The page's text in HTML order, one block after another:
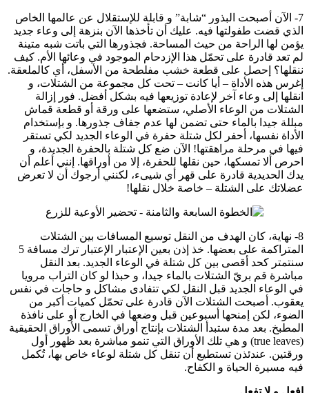
7- الآن أصبحت البذور “شابة” و قابلة للإستقلال عن عالمها الخاص
الذي قضت طفولتها فيه. عليك أن تأخذها الآن بنزهة إلى وعاء جديد
يؤمن لها الراحة من حيث المساحة. فجذورها التي باتت شبه متينة
لم تعد قادرة على تحمّل هذا الإزدحام الموجود في وعائها الأم. كيف
ننقلها؟ إحصل على قطعة خشب مفلطحة من الأسفل، أي كالملعقة.
إغرس هذه الأداة – أيا كانت – تحت كل مجموعة من الشتلات، و
انقلها إلى وعاء آخر لإعادة توزيعها فيه بشكل أفضل. فور إزالة
الشتلات من الوعاء الأصلي، ستضعها على ورقة أو قطعة قماش
مبللة جيدا بالماء حتى تضمن لها عدم جفاف جذورها. و بإستخدام
الأداة نفسها، أحفر لكل شتلة حفرة في الوعاء الجديد لكي تستقر
فيها في مرحلة مراهقتها! الآن ضع كل شتلة بالحفرة الجديدة، و
احرص ألا تمسكها، حين نقلها للحفرة، إلا من أوراقها. إنني أعلم أن
يدك الحديدية قادرة على قهر أي شيىء، لكنني أرجوك أن لا تعرض
عضلاتك على الشتلة – خاصة خلال نقلها!
8- نهاية، كان الهدف من النقل توسيع المسافات بين الشتلات
المتراكمة على بعضها. خذ إذن بعين الإعتبار الإعتبار ترك مسافة 5
سنتمتر كحد أقصى بين كل شتلة في الوعاء الجديد. بعد النقل
مباشرة قم بريّ الشتلات بالماء جيدا، و حبذا لو كان التراب مرويا
في الوعاء الجديد قبل النقل لكي تتفادى مشاكل و حاجات في نفس
يعقوب. أصبحت الشتلات الآن قادرة على تحمّل كميات أكبر من
الضوء، لكن إمنحها أسبوعين قبل وضعها في الخارج أو على نافذة
المطبخ. بعد مدة ستبدأ الشتلات بإنتاج أوراق تسمى الأوراق الحقيقية
(true leaves) و هي تلك الأوراق التي تنمو مباشرة بعد ظهور أول
ورقتين. عندئذن تستطيع أن تنقل كل شتلة لوعاء خاص بها، تُكمل
فيه مسيرة الحياة و الكفاح.